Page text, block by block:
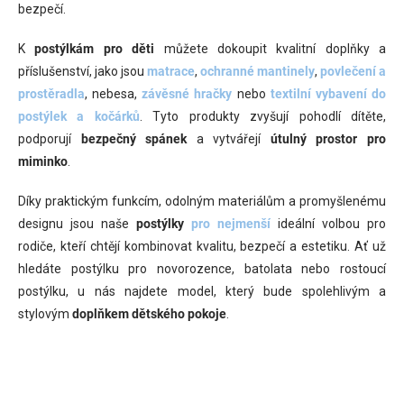
bezpečí.
Kpostýlkám pro děti můžete dokoupit kvalitní doplňky a
příslušenství, jako jsou matrace, ochranné mantinely, povlečení a
prostěradla, nebesa,závěsné hračky nebo textilní vybavení do
postýlek a kočárků . Tyto produkty zvyšují pohodlí dítěte,
podporují bezpečný spánek a vytvářejí útulný prostor pro
miminko
Díky praktickým funkcím, odolným materiálům a promyšlenému
designu jsou naše postýlky pro nejmenší ideální volbou pro
rodiče, kteří chtějí kombinovat kvalitu, bezpečí a estetiku. Ať už
hledáte postýlku pro novorozence, batolata nebo rostoucí
postýlku, u nás najdete model, který bude spolehlivým a
stylovým doplňkem dětského pokoje